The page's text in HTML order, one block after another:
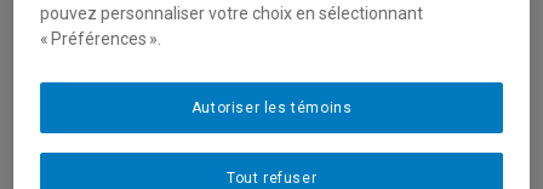
pouvez personnaliser votre choix en sélectionnant
« Préférences ».
Tout refuser
Autoriser les témoins